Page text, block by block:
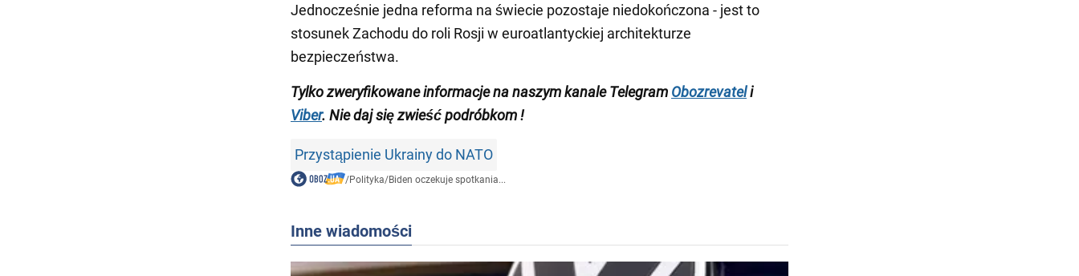
Jednocześnie jedna reforma na świecie pozostaje niedokończona - jest to
stosunek Zachodu do roli Rosji w euroatlantyckiej architekturze
bezpieczeństwa.
Tylkozweryfikowane informacje na naszym kanale Telegram Obozrevateli
Viber. Niedaj się zwieść podróbkom !
Przystąpienie Ukrainy do NATO
/Polityka/Biden oczekuje spotkania...
Inne wiadomości